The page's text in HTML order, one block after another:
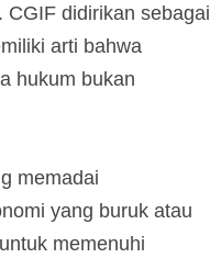
CGIF didirikan sebagai
arti bahwa
hukum bukan
memadai
yang buruk atau
memenuhi